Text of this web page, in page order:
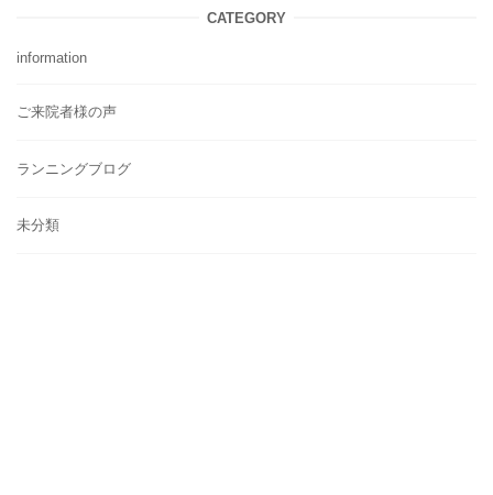
CATEGORY
information
ご来院者様の声
ランニングブログ
未分類